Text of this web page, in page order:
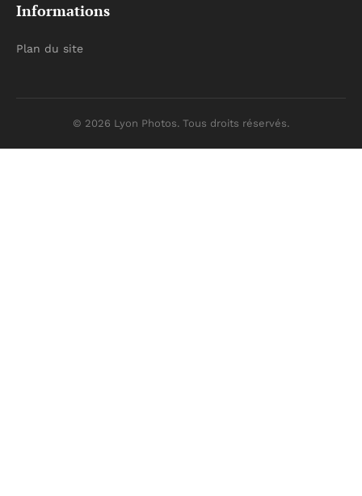
Informations
Plan du site
© 2026 Lyon Photos. Tous droits réservés.